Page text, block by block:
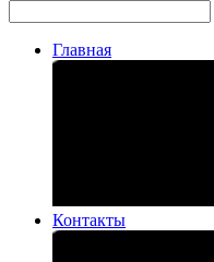
Главная
Контакты